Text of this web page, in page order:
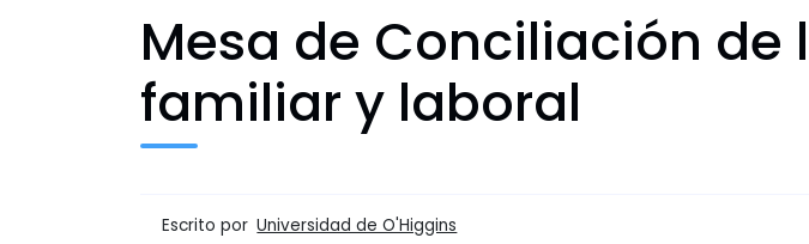
Mesa de Conciliación de
familiar y laboral
Escrito por Universidad de O'Higgins